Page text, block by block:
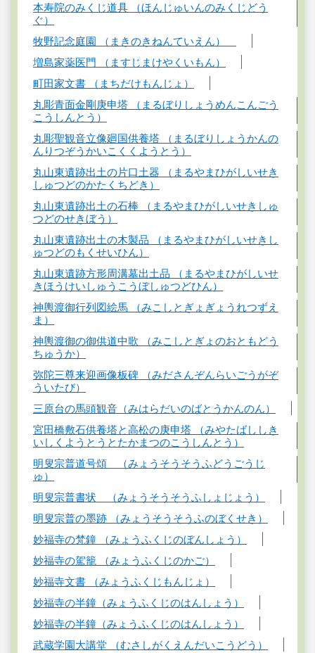
本寿院のみくじ道具 （ほんじゅいんのみくじどう
ぐ）
牧野記念庭園 （まきのきねんていえん）
増島家薬医門 （ますじまけやくいもん）
町田家文書 （まちだけもんじょ）
丸彫青面金剛庚申塔 （まるぼりしょうめんこんごう
こうしんとう）
丸彫聖観音立像廻国供養塔 （まるぼりしょうかんの
んりつぞうかいこくくようとう）
丸山東遺跡出土の片口土器 （まるやまひがしいせき
しゅつどのかたくちどき）
丸山東遺跡出土の石棒 （まるやまひがしいせきしゅ
つどのせきぼう）
丸山東遺跡出土の木製品 （まるやまひがしいせきし
ゅつどのもくせいひん）
丸山東遺跡方形周溝墓出土品 （まるやまひがしいせ
きほうけいしゅうこうぼしゅつどひん）
神輿渡御行列図絵馬 （みこしとぎょぎょうれつずえ
ま）
神輿渡御の御供道中歌 （みこしとぎょのおともどう
ちゅうか）
弥陀三尊来迎画像板碑 （みださんぞんらいごうがぞ
ういたび）
三原台の馬頭観音（みはらだいのばとうかんのん）
宮田橋敷石供養塔と高松の庚申塔 （みやたばししき
いしくようとうとたかまつのこうしんとう）
明叟宗普道号頌 （みょうそうそうふどうごうじ
ゅ）
明叟宗普書状 （みょうそうそうふしょじょう）
明叟宗普の墨跡 （みょうそうそうふのぼくせき）
妙福寺の梵鐘 （みょうふくじのぼんしょう）
妙福寺の駕籠 （みょうふくじのかご）
妙福寺文書 （みょうふくじもんじょ）
妙福寺の半鐘（みょうふくじのはんしょう）
妙福寺の半鐘（みょうふくじのはんしょう）
武蔵学園大講堂 （むさしがくえんだいこうどう）